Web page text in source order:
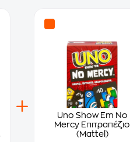
Uno Show Em No
Mercy Επιτραπέζιο
(Mattel)